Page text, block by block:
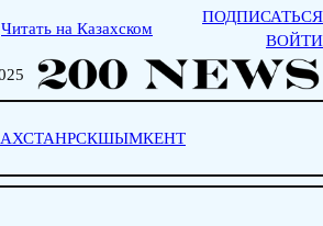
Читать на Казахском
ПОДПИСАТЬСЯ
ВОЙТИ
РСКШЫМКЕНТ